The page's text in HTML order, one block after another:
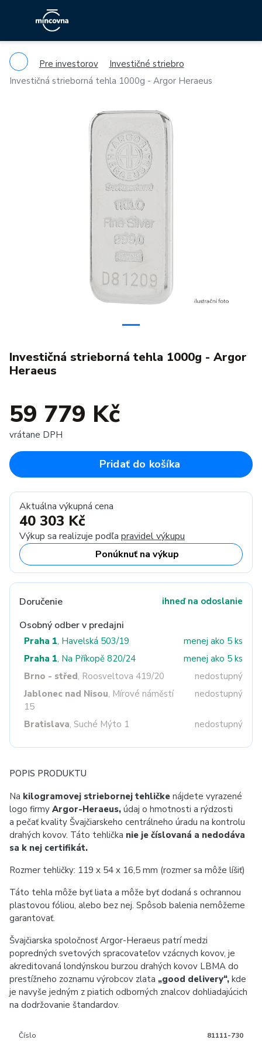
Pre investorov
Investičné striebro
Investičná strieborná tehla 1000g - Argor Heraeus
Investičná strieborná tehla 1000g - Argor
Heraeus
59 779 Kč
vrátane DPH
Pridať do košíka
Aktuálna výkupná cena
40 303 Kč
Výkup sa realizuje podľa pravidel výkupu
Ponúknuť na výkup
Doručenie ihneď na odoslanie
Osobný odber v predajni
Praha 1, Havelská 503/19
menej ako 5 ks
Praha 1, Na Příkopě 820/24
menej ako 5 ks
Brno - střed, Roosveltova 419/20
nedostupný
Jablonec nad Nisou, Mírové náměstí
15
nedostupný
Bratislava, Suché Mýto 1 nedostupný
POPIS PRODUKTU
Na kilogramovej striebornej tehličke nájdete vyrazené
logo firmy Argor-Heraeus, údaj o hmotnosti a rýdzosti
a pečať kvality Švajčiarskeho centrálneho úradu na kontrolu
drahých kovov. Táto tehlička nie je číslovaná a nedodáva
sa k nej certifikát.
Rozmer tehličky: 119 x 54 x 16,5 mm (rozmer sa môže líšiť)
Táto tehla môže byť liata a môže byť dodaná s ochrannou
plastovou fóliou, alebo bez nej. Spôsob balenia nemôžeme
garantovať.
Švajčiarska spoločnosť Argor-Heraeus patrí medzi
popredných svetových spracovateľov vzácnych kovov, je
akreditovaná londýnskou burzou drahých kovov LBMA do
prestížneho zoznamu výrobcov zlata „good delivery“, kde
je navyše jedným z piatich odborných znalcov dohliadajúcich
na dodržovanie štandardov.
Číslo 81111-730